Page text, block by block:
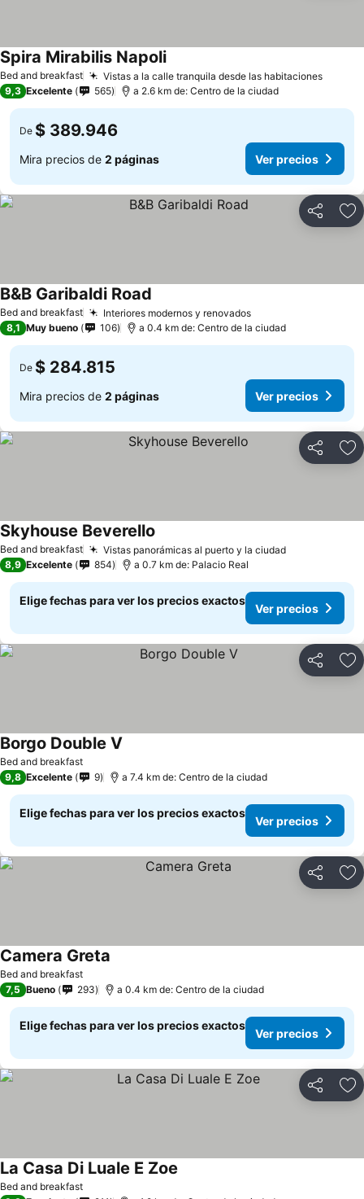
Bed and breakfast Vistas a la calle tranquila desde las habitaciones
Spira Mirabilis Napoli
9,3 Excelente 565 a 2.6 km de: Centro de la ciudad
De $ 389.946
Mira precios de 2 páginas Ver precios
Compartir
Bed and breakfast Interiores modernos y renovados
B&B Garibaldi Road
8,1 Muy bueno 106 a 0.4 km de: Centro de la ciudad
De $ 284.815
Mira precios de 2 páginas Ver precios
Compartir
Bed and breakfast Vistas panorámicas al puerto y la ciudad
Skyhouse Beverello
8,9 Excelente 854 a 0.7 km de: Palacio Real
Elige fechas para ver los precios exactos
Ver precios
Compartir
Bed and breakfast
Borgo Double V
9,8 Excelente 9 a 7.4 km de: Centro de la ciudad
Elige fechas para ver los precios exactos
Ver precios
Compartir
Bed and breakfast
Camera Greta
7,5 Bueno 293 a 0.4 km de: Centro de la ciudad
Elige fechas para ver los precios exactos
Ver precios
Compartir
Bed and breakfast
La Casa Di Luale E Zoe